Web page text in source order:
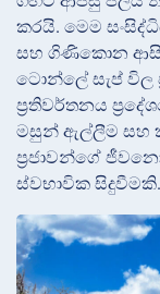
කරයි. මෙම
සහ ගිණිකොන
ටොන්ලේ සැප් විල
ප්‍රතිවර්තනය
මසුන් ඇල්ලීම සහ
ප්‍රජාවන්ගේ
ස්වභාවික සිදුවීමකි.